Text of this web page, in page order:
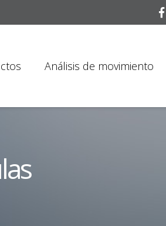
Análisis de movimiento